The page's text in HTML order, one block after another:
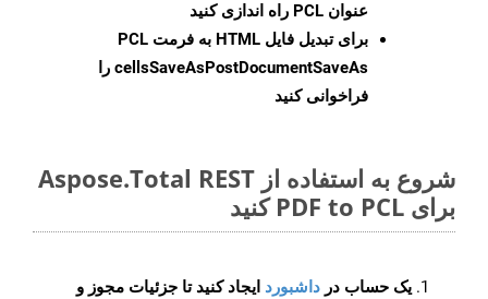
عنوان PCL راه اندازی کنید
برای تبدیل فایل HTML به فرمت
PCL
cellsSaveAsPostDocumentSaveAs را
فراخوانی کنید
شروع به استفاده از Aspose.Total REST
برای PDF to PCL کنید
یک حساب در داشبورد ایجاد کنید تا جزئیات مجوز و